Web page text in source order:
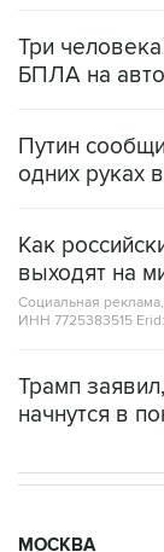
Три
БПЛА на
Путин
одних руках
Как
выходят на
Социальная
ИНН 7725383515 Erid:
Трамп
начнутся в
МОСКВА